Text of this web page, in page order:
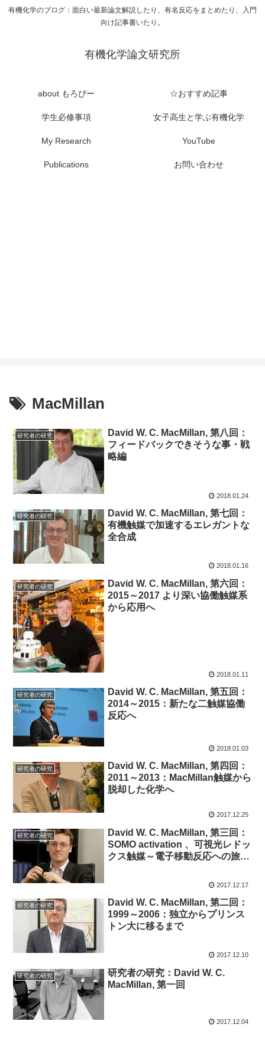
有機化学のブログ：面白い最新論文解説したり、有名反応をまとめたり、入門
向け記事書いたり。
有機化学論文研究所
about もろぴー ☆おすすめ記事
学生必修事項 女子高生と学ぶ有機化学
My Research YouTube
Publications お問い合わせ
MacMillan
研究者の研究
David W. C. MacMillan, 第八回：
フィードバックできそうな事・戦
略編
2018.01.24
研究者の研究
David W. C. MacMillan, 第七回：
有機触媒で加速するエレガントな
全合成
2018.01.16
研究者の研究
David W. C. MacMillan, 第六回：
2015～2017 より深い協働触媒系
から応用へ
2018.01.11
研究者の研究
David W. C. MacMillan, 第五回：
2014～2015：新たな二触媒協働
反応へ
2018.01.03
研究者の研究
David W. C. MacMillan, 第四回：
2011～2013：MacMillan触媒から
脱却した化学へ
2017.12.25
研究者の研究
David W. C. MacMillan, 第三回：
SOMO activation 、可視光レドッ
クス触媒～電子移動反応への旅立
2017.12.17
研究者の研究
David W. C. MacMillan, 第二回：
1999～2006：独立からプリンス
トン大に移るまで
2017.12.10
研究者の研究
研究者の研究：David W. C.
MacMillan, 第一回
2017.12.04